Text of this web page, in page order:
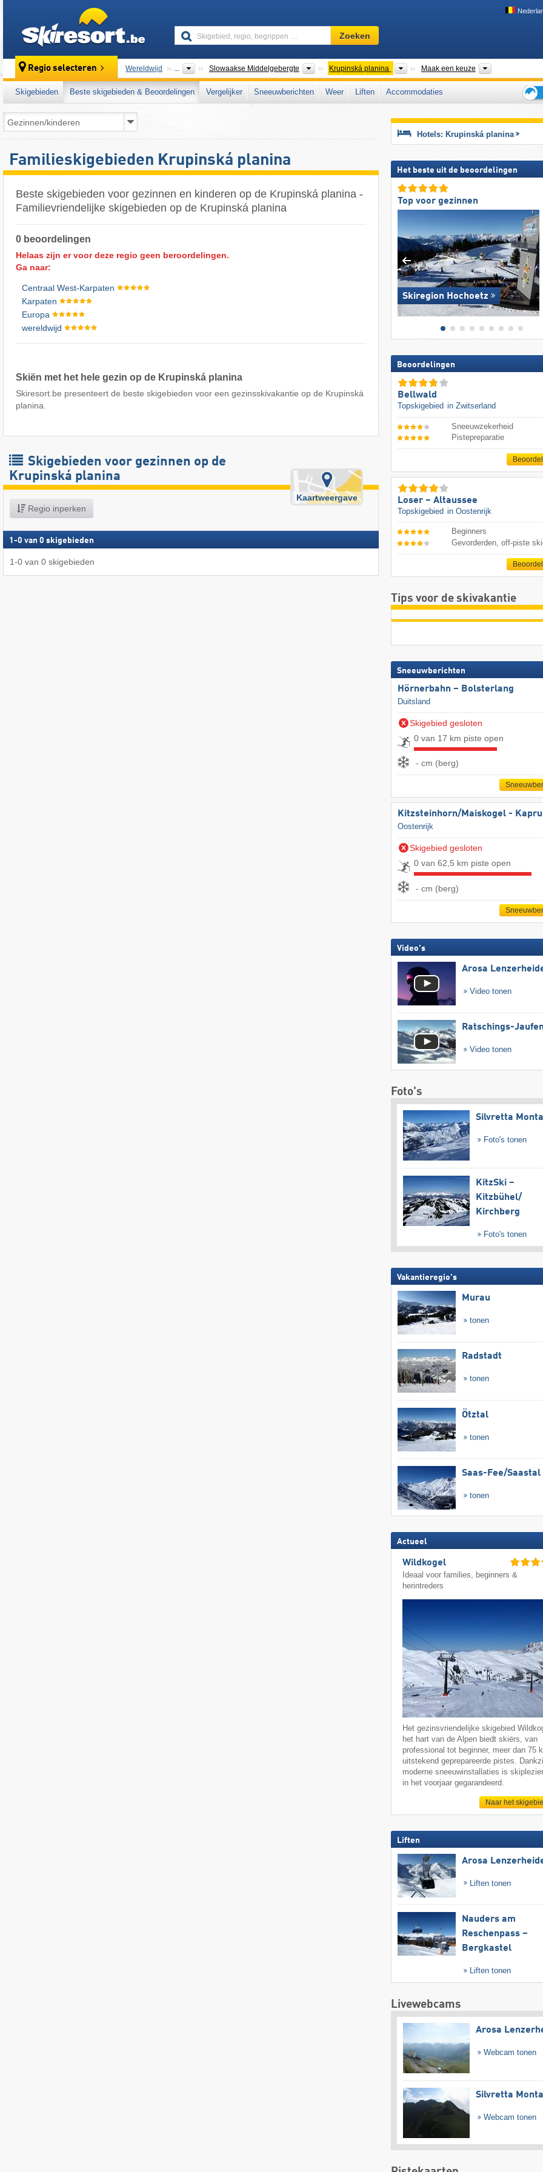
Skigebied,
regio,
…
Zoeken
Regio selecteren Wereldwijd ... Slowaakse Middelgebergte Bergketens
Krupinská planina Bergketens
Maak een keuze
Skigebieden Beste skigebieden & Beoordelingen Vergelijker Sneeuwberichten Weer Liften
Accommodaties
voor
Familieskigebieden Krupinská planina
Beste skigebieden voor gezinnen en kinderen op de Krupinská planina -
Familievriendelijke skigebieden op de Krupinská planina
0 beoordelingen
Helaas zijn er voor deze regio geen beroordelingen.
Ga naar:
Centraal West-Karpaten
Karpaten
Europa
wereldwijd
Skiën met het hele gezin op de Krupinská planina
Skiresort.be presenteert de beste skigebieden voor een gezinsskivakantie op de Krupinská
planina.
Skigebieden voor gezinnen op de
Krupinská planina
Regio inperken
Kaartweergave
1 -0 van 0 skigebieden
1-0 van 0 skigebieden
Hotels: Krupinská planina
Het beste uit de beoordelingen
Top voor gezinnen
Skiregion Hochoetz
Beoordelingen
Bellwald
Topskigebied in Zwitserland
Sneeuwzekerheid
Pistepreparatie
Loser – Altaussee
Topskigebied in Oostenrijk
Beginners
Gevorderden, off-piste
Tips voor de skivakantie
Sneeuwberichten
Hörnerbahn – Bolsterlang
Duitsland
Skigebied gesloten
0 van 17 km piste open
- cm (berg)
Kitzsteinhorn/​Maiskogel -
Oostenrijk
Skigebied gesloten
0 van 62,5 km piste open
- cm (berg)
Video's
Arosa
Video tonen
Ratschings-
Video tonen
Foto's
Silvretta
Foto's tonen
KitzSki –
Kitzbühel/​
Kirchberg
Foto's tonen
Vakantieregio's
Murau
tonen
Radstadt
tonen
Ötztal
tonen
Saas-Fee/​Saastal
tonen
Actueel
Wildkogel
Ideaal voor families, beginners &
herintreders
Het gezinsvriendelijke skigebied
het hart van de Alpen biedt skiërs, van
professional tot beginner, meer dan 75
uitstekend geprepareerde pistes.
moderne sneeuwinstallaties is
in het voorjaar gegarandeerd.
Naar het
Liften
Arosa
Liften tonen
Nauders am
Reschenpass –
Bergkastel
Liften tonen
Livewebcams
Arosa
Webcam tonen
Silvretta
Webcam tonen